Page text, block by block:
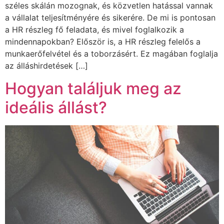
széles skálán mozognak, és közvetlen hatással vannak
a vállalat teljesítményére és sikerére. De mi is pontosan
a HR részleg fő feladata, és mivel foglalkozik a
mindennapokban? Először is, a HR részleg felelős a
munkaerőfelvétel és a toborzásért. Ez magában foglalja
az álláshirdetések […]
Hogyan találjuk meg az
ideális állást?